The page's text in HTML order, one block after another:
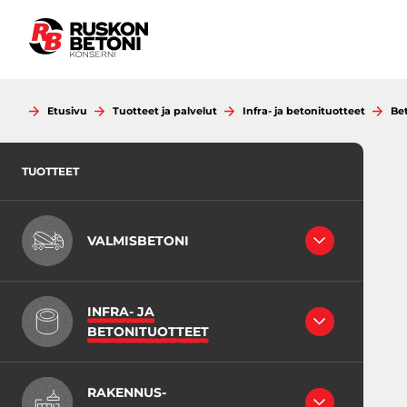
sisältöön
Etusivu Tuotteet ja palvelut Infra- ja betonituotteet
TUOTTEET
VALMISBETONI
LATTIABETONIT
INFRABETONI
VÄHÄHIILISET BETONIT
MAAKOSTEAT BETONIT
INFRA- JA
BETONITUOTTEET
RAKENNUS-